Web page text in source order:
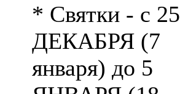
* Святки - с 25
ДЕКАБРЯ (7
января) до 5